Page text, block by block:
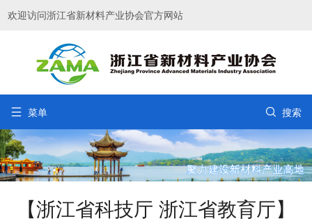
欢迎访问浙江省新材料产业协会官方网站
 菜单  搜索
【浙江省科技厅 浙江省教育厅】